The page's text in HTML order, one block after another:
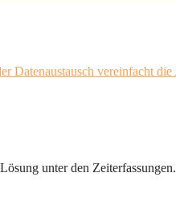
unter den Zeiterfassungen.